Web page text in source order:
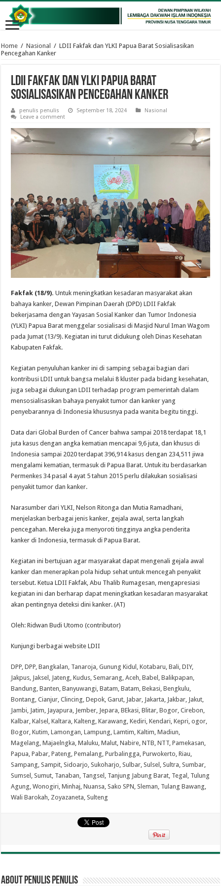
Home / Nasional / LDII Fakfak dan YLKI Papua Barat Sosialisasikan
Pencegahan Kanker
LDII Fakfak dan YLKI Papua Barat
Sosialisasikan Pencegahan Kanker
penulis penulis September 18, 2024
Nasional
Leave a comment
Fakfak (18/9). Untuk meningkatkan kesadaran masyarakat akan
bahaya kanker, Dewan Pimpinan Daerah (DPD) LDII Fakfak
bekerjasama dengan Yayasan Sosial Kanker dan Tumor Indonesia
(YLKI) Papua Barat menggelar sosialisasi di Masjid Nurul Iman Wagom
pada Jumat (13/9). Kegiatan ini turut didukung oleh Dinas Kesehatan
Kabupaten Fakfak.
Kegiatan penyuluhan kanker ini di samping sebagai bagian dari
kontribusi LDII untuk bangsa melalui 8 kluster pada bidang kesehatan,
juga sebagai dukungan LDII terhadap program pemerintah dalam
mensosialisasikan bahaya penyakit tumor dan kanker yang
penyebarannya di Indonesia khususnya pada wanita begitu tinggi.
Data dari Global Burden of Cancer bahwa sampai 2018 terdapat 18,1
juta kasus dengan angka kematian mencapai 9,6 juta, dan khusus di
Indonesia sampai 2020 terdapat 396,914 kasus dengan 234,511 jiwa
mengalami kematian, termasuk di Papua Barat. Untuk itu berdasarkan
Permenkes 34 pasal 4 ayat 5 tahun 2015 perlu dilakukan sosialisasi
penyakit tumor dan kanker.
Narasumber dari YLKI, Nelson Ritonga dan Mutia Ramadhani,
menjelaskan berbagai jenis kanker, gejala awal, serta langkah
pencegahan. Mereka juga menyoroti tingginya angka penderita
kanker di Indonesia, termasuk di Papua Barat.
Kegiatan ini bertujuan agar masyarakat dapat mengenali gejala awal
kanker dan menerapkan pola hidup sehat untuk mencegah penyakit
tersebut. Ketua LDII Fakfak, Abu Thalib Rumagesan, mengapresiasi
kegiatan ini dan berharap dapat meningkatkan kesadaran masyarakat
akan pentingnya deteksi dini kanker. (AT)
Oleh: Ridwan Budi Utomo (contributor)
Kunjungi berbagai website LDII
DPP ,DPP ,Bangkalan Tanaroja ,Gunung Kidul ,Kotabaru ,Bali ,DIY,
Jakpus Jaksel Jateng ,Kudus ,Semarang ,Aceh ,Babel ,Balikpapan
Bandung ,Banten ,Banyuwangi ,Batam ,Batam ,Bekasi ,Bengkulu
Bontang ,Cianjur ,Clincing ,Depok ,Garut Jabar Jakarta Jakbar Jakut
Jambi Jatim Jayapura Jember Jepara ,BEkasi ,Blitar ,Bogor ,Cirebon
Kalbar ,Kalsel ,Kaltara ,Kalteng ,Karawang ,Kediri ,Kendari ,Kepri ,ogor
Bogor ,Kutim ,Lamongan ,Lampung ,Lamtim ,Kaltim ,Madiun
Magelang ,Majaelngka ,Maluku ,Malut ,Nabire ,NTB ,NTT ,Pamekasan
Papua ,Pabar ,Pateng ,Pemalang ,Purbalingga ,Purwokerto ,Riau
Sampang ,Sampit ,Sidoarjo ,Sukoharjo ,Sulbar ,Sulsel ,Sultra ,Sumbar
Sumsel ,Sumut Tanaban Tangsel Tanjung Jabung Barat Tegal Tulung
Agung ,Wonogiri ,Minhaj ,Nuansa ,Sako SPN ,Sleman Tulang Bawang
Wali Barokah Zoyazaneta ,Sulteng
About penulis penulis